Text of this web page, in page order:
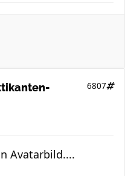
6807
Avatarbild....